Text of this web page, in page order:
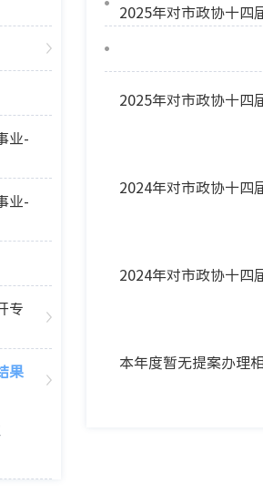
业-
业-
专
果
2025年对市政协十四
2024年对市政协十四
2024年对市政协十四
本年度暂无提案办理